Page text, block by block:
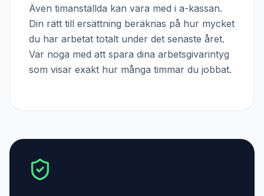
Även timanställda kan vara med i a-kassan.
Din rätt till ersättning beräknas på hur mycket
du har arbetat totalt under det senaste året.
Var noga med att spara dina arbetsgivarintyg
som visar exakt hur många timmar du jobbat.